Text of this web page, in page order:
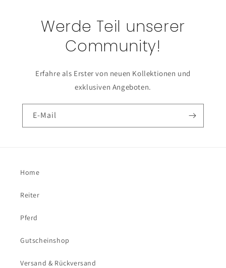
Werde Teil unserer
Community!
Erfahre als Erster von neuen Kollektionen und
exklusiven Angeboten.
E-Mail
Home
Reiter
Pferd
Gutscheinshop
Versand & Rückversand